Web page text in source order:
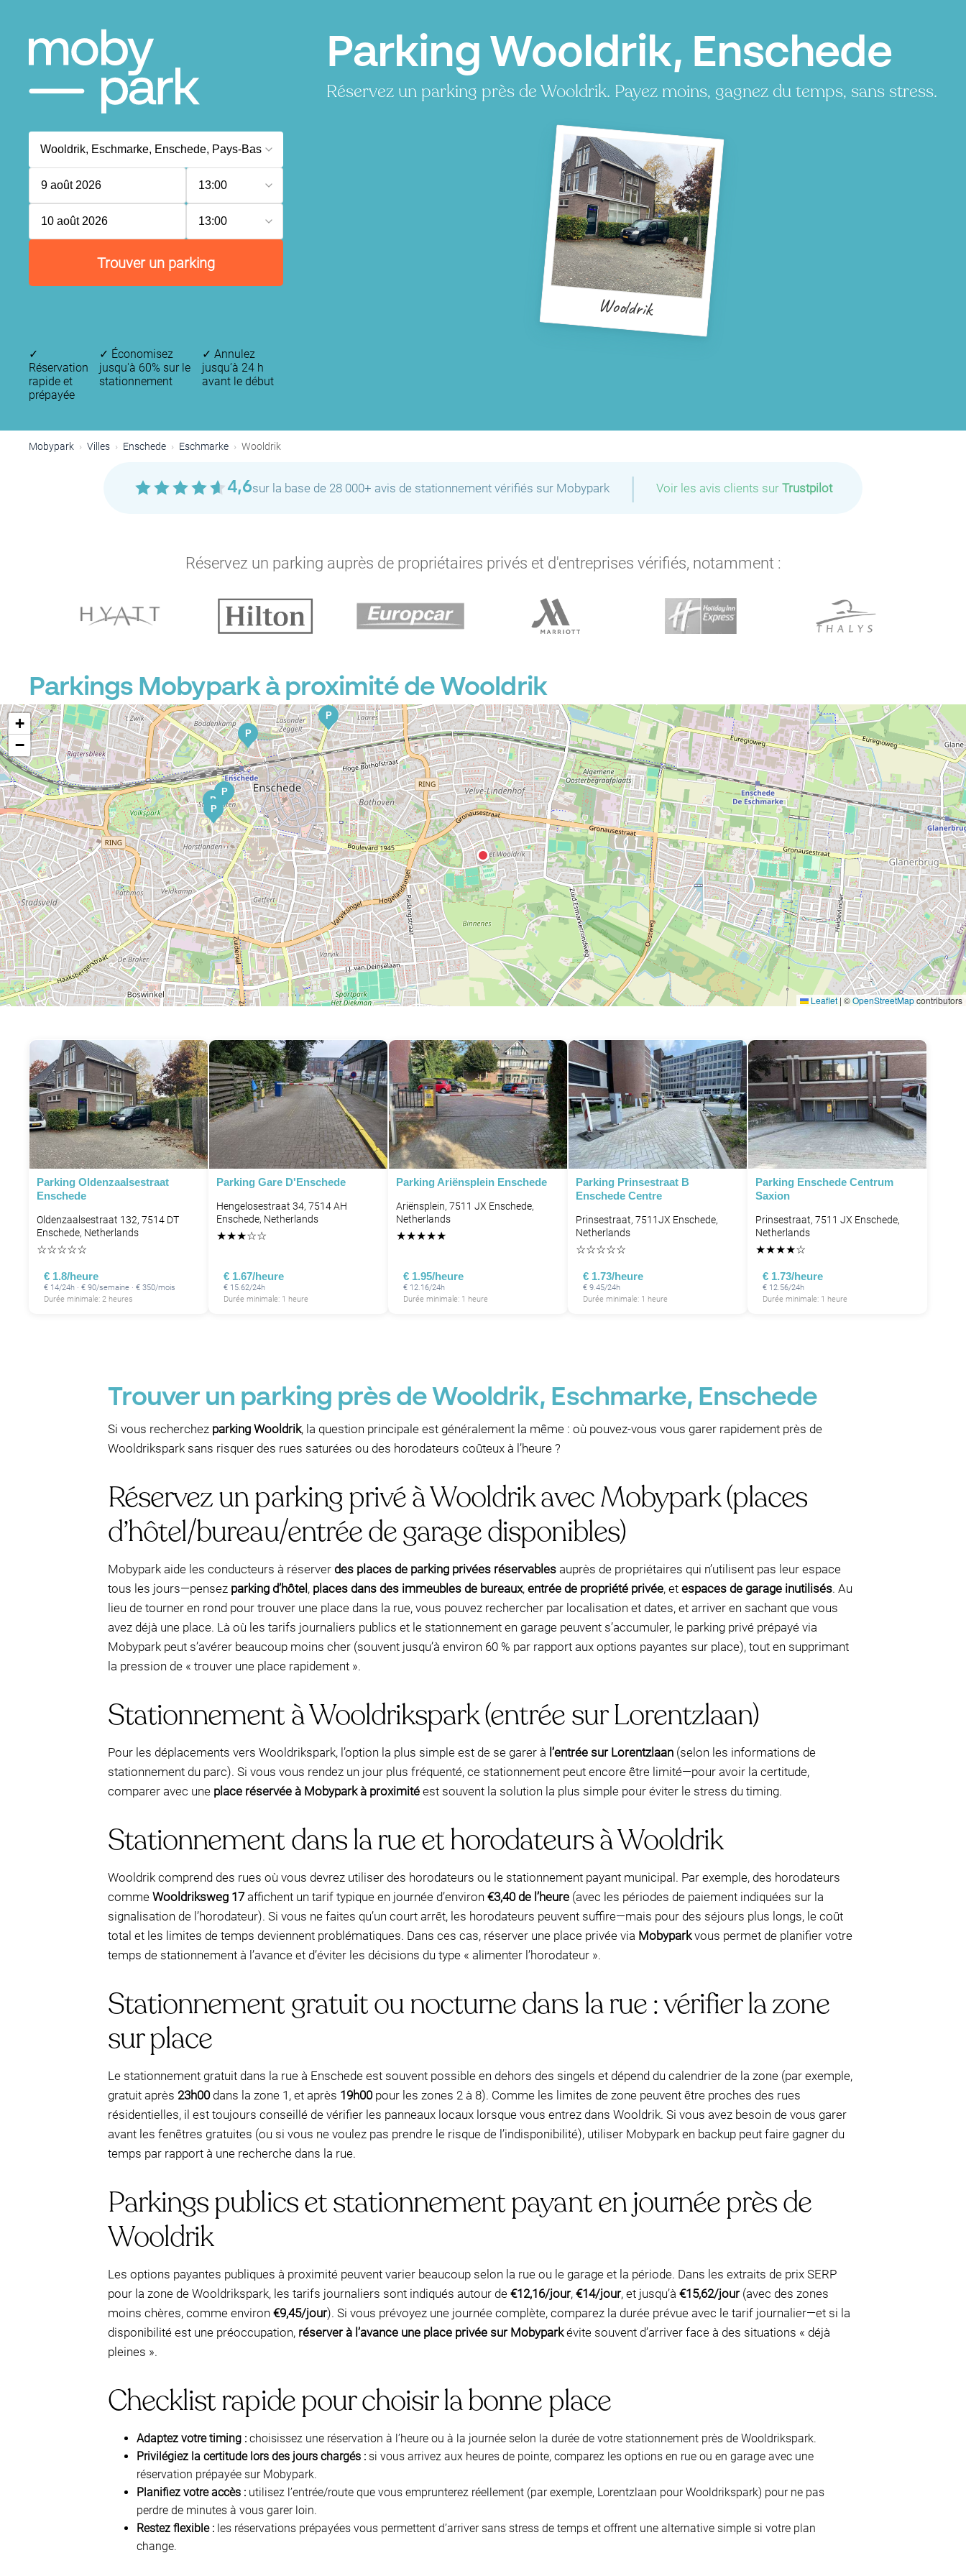
Parking Wooldrik, Enschede
Réservez un parking près de Wooldrik. Payez moins, gagnez du temps, sans stress.
9 août 2026 13:00
10 août 2026 13:00
Trouver un parking
Wooldrik
✓
Réservation
rapide et
prépayée
✓ Économisez
jusqu'à 60% sur le
stationnement
✓ Annulez
jusqu’à 24 h
avant le début
Mobypark Villes Enschede Eschmarke Wooldrik
4,6sur la base de 28 000+ avis de stationnement vérifiés sur Mobypark | Voir les avis clients sur Trustpilot
Réservez un parking auprès de propriétaires privés et d'entreprises vérifiés, notamment :
Parkings Mobypark à proximité de Wooldrik
P
P
P
P
P
+
−
Leaflet | ©OpenStreetMapcontributors
Parking Oldenzaalsestraat
Enschede
Oldenzaalsestraat 132, 7514 DT
Enschede, Netherlands
☆☆☆☆☆
€ 1.8/heure
€ 14/24h · € 90/semaine · € 350/mois
Durée minimale: 2 heures
Parking Gare D'Enschede
Hengelosestraat 34, 7514 AH
Enschede, Netherlands
★★★☆☆
€ 1.67/heure
€ 15.62/24h
Durée minimale: 1 heure
Parking Ariënsplein Enschede
Ariënsplein, 7511 JX Enschede,
Netherlands
★★★★★
€ 1.95/heure
€ 12.16/24h
Durée minimale: 1 heure
Parking Prinsestraat B
Enschede Centre
Prinsestraat, 7511JX Enschede,
Netherlands
☆☆☆☆☆
€ 1.73/heure
€ 9.45/24h
Durée minimale: 1 heure
Parking Enschede Centrum
Saxion
Prinsestraat, 7511 JX Enschede,
Netherlands
★★★★☆
€ 1.73/heure
€ 12.56/24h
Durée minimale: 1 heure
Trouver un parking près de Wooldrik, Eschmarke, Enschede
Si vous recherchez parking Wooldrik, la question principale est généralement la même : où pouvez-vous vous garer rapidement près de
Wooldrikspark sans risquer des rues saturées ou des horodateurs coûteux à l’heure ?
Réservez un parking privé à Wooldrik avec Mobypark (places
d’hôtel/bureau/entrée de garage disponibles)
Mobypark aide les conducteurs à réserver des places de parking privées réservables auprès de propriétaires qui n’utilisent pas leur espace
tous les jours—pensez parking d’hôtel , places dans des immeubles de bureaux, entrée de propriété privée, et espaces de garage inutilisés. Au
lieu de tourner en rond pour trouver une place dans la rue, vous pouvez rechercher par localisation et dates, et arriver en sachant que vous
avez déjà une place. Là où les tarifs journaliers publics et le stationnement en garage peuvent s’accumuler, le parking privé prépayé via
Mobypark peut s’avérer beaucoup moins cher (souvent jusqu’à environ 60 % par rapport aux options payantes sur place), tout en supprimant
la pression de « trouver une place rapidement ».
Stationnement à Wooldrikspark (entrée sur Lorentzlaan)
Pour les déplacements vers Wooldrikspark, l’option la plus simple est de se garer à l’entrée sur Lorentzlaan (selon les informations de
stationnement du parc). Si vous vous rendez un jour plus fréquenté, ce stationnement peut encore être limité—pour avoir la certitude,
comparer avec une place réservée à Mobypark à proximité est souvent la solution la plus simple pour éviter le stress du timing.
Stationnement dans la rue et horodateurs à Wooldrik
Wooldrik comprend des rues où vous devrez utiliser des horodateurs ou le stationnement payant municipal. Par exemple, des horodateurs
comme Wooldriksweg 17affichent un tarif typique en journée d’environ €3,40 de l’heure (avec les périodes de paiement indiquées sur la
signalisation de l’horodateur). Si vous ne faites qu’un court arrêt, les horodateurs peuvent suffire—mais pour des séjours plus longs, le coût
total et les limites de temps deviennent problématiques. Dans ces cas, réserver une place privée via Mobyparkvous permet de planifier votre
temps de stationnement à l’avance et d’éviter les décisions du type « alimenter l’horodateur ».
Stationnement gratuit ou nocturne dans la rue : vérifier la zone
sur place
Le stationnement gratuit dans la rue à Enschede est souvent possible en dehors des singels et dépend du calendrier de la zone (par exemple,
gratuit après 23h00dans la zone 1, et après 19h00pour les zones 2 à 8). Comme les limites de zone peuvent être proches des rues
résidentielles, il est toujours conseillé de vérifier les panneaux locaux lorsque vous entrez dans Wooldrik. Si vous avez besoin de vous garer
avant les fenêtres gratuites (ou si vous ne voulez pas prendre le risque de l’indisponibilité), utiliser Mobypark en backup peut faire gagner du
temps par rapport à une recherche dans la rue.
Parkings publics et stationnement payant en journée près de
Wooldrik
Les options payantes publiques à proximité peuvent varier beaucoup selon la rue ou le garage et la période. Dans les extraits de prix SERP
pour la zone de Wooldrikspark, les tarifs journaliers sont indiqués autour de €12,16/jour, €14/jour, et jusqu’à €15,62/jour(avec des zones
moins chères, comme environ €9,45/jour). Si vous prévoyez une journée complète, comparez la durée prévue avec le tarif journalier—et si la
disponibilité est une préoccupation, réserver à l’avance une place privée sur Mobyparkévite souvent d’arriver face à des situations « déjà
pleines ».
Checklist rapide pour choisir la bonne place
Adaptez votre timing : choisissez une réservation à l’heure ou à la journée selon la durée de votre stationnement près de Wooldrikspark.
Privilégiez la certitude lors des jours chargés : si vous arrivez aux heures de pointe, comparez les options en rue ou en garage avec une
réservation prépayée sur Mobypark.
Planifiez votre accès : utilisez l’entrée/route que vous emprunterez réellement (par exemple, Lorentzlaan pour Wooldrikspark) pour ne pas
perdre de minutes à vous garer loin.
Restez flexible : les réservations prépayées vous permettent d’arriver sans stress de temps et offrent une alternative simple si votre plan
change.